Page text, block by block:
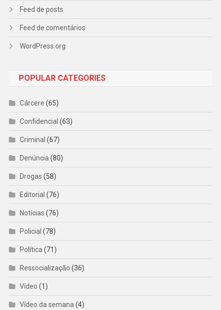
Feed de posts
Feed de comentários
WordPress.org
POPULAR CATEGORIES
Cárcere (65)
Confidencial (63)
Criminal (67)
Denúncia (80)
Drogas (58)
Editorial (76)
Notícias (76)
Policial (78)
Política (71)
Ressocialização (36)
Vídeo (1)
Vídeo da semana (4)